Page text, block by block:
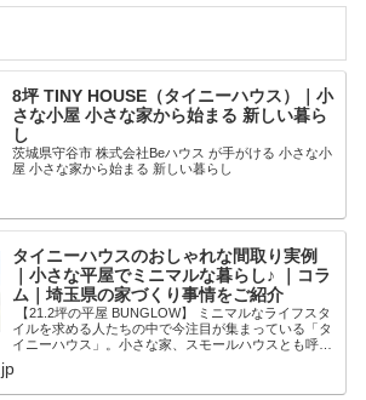
8坪 TINY HOUSE（タイニーハウス）｜小
さな小屋 小さな家から始まる 新しい暮ら
し
茨城県守谷市 株式会社Beハウス が手がける 小さな小
屋 小さな家から始まる 新しい暮らし
タイニーハウスのおしゃれな間取り実例
｜小さな平屋でミニマルな暮らし♪ ｜コラ
ム｜埼玉県の家づくり事情をご紹介
【21.2坪の平屋 BUNGLOW】 ミニマルなライフスタ
イルを求める人たちの中で今注目が集まっている「タ
イニーハウス」。小さな家、スモールハウスとも呼ば
の？と気になっている人も多いかもしれません。今回
は、タイニーハウスの魅力や間取り、日本で購入でき